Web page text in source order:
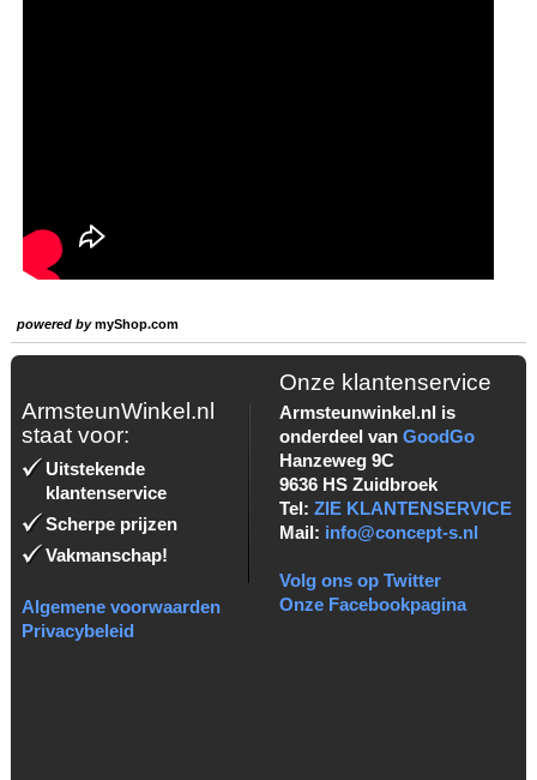
powered bymyShop.com
ArmsteunWinkel.nl
staat voor:
Uitstekende
klantenservice
Scherpe prijzen
Vakmanschap!
Algemene voorwaarden
Privacybeleid
Onze klantenservice
Armsteunwinkel.nl is
onderdeel van GoodGo
Hanzeweg 9C
9636 HS Zuidbroek
Tel: ZIE KLANTENSERVICE
Mail: info@concept-s.nl
Volg ons op Twitter
Onze Facebookpagina